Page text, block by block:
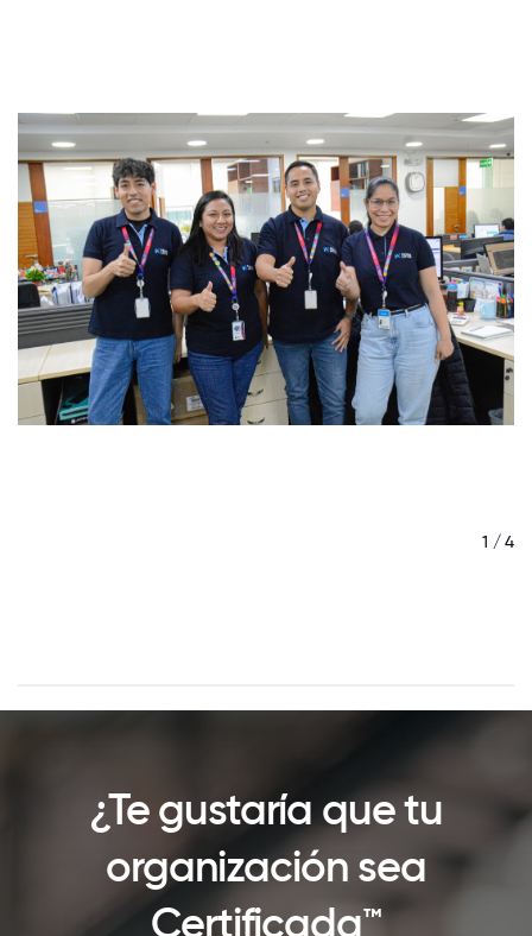
1 / 4
¿Te gustaría que tu
organización sea
Certificada™